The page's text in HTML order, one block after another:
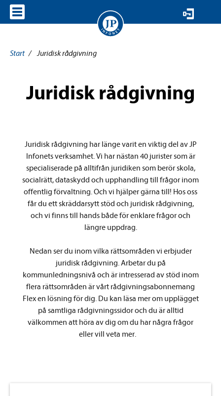
Start / Juridisk rådgivning
Juridisk rådgivning
Juridisk rådgivning har länge varit en viktig del av JP
Infonets verksamhet. Vi har nästan 40 jurister som är
specialiserade på alltifrån juridiken som berör skola,
socialrätt, dataskydd och upphandling till frågor inom
offentlig förvaltning. Och vi hjälper gärna till! Hos oss
får du ett skräddarsytt stöd och juridisk rådgivning,
och vi finns till hands både för enklare frågor och
längre uppdrag.
Nedan ser du inom vilka rättsområden vi erbjuder
juridisk rådgivning. Arbetar du på
kommunledningsnivå och är intresserad av stöd inom
flera rättsområden är vårt rådgivningsabonnemang
Flex en lösning för dig. Du kan läsa mer om upplägget
på samtliga rådgivningssidor och du är alltid
välkommen att höra av dig om du har några frågor
eller vill veta mer.